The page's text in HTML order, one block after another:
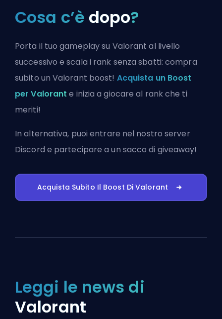
Cosa c’è dopo?
Porta il tuo gameplay su Valorant al livello
successivo e scala i rank senza sbatti: compra
subito un Valorant boost! Acquista un Boost
per Valorant e inizia a giocare al rank che ti
meriti!
In alternativa, puoientrare nel nostro server
Discord e partecipare a un sacco di giveaway!
Acquista Subito Il Boost Di Valorant
Leggi le news di
Valorant